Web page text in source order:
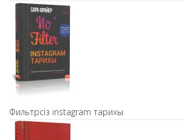
Фильтрсіз instagram тарихы